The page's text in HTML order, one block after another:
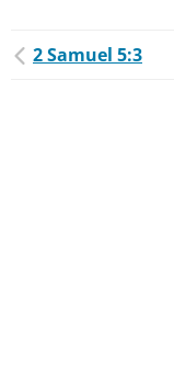
2 Samuel 5:3